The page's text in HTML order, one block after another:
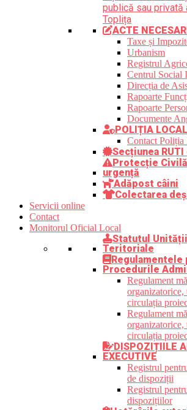
publică sau privată
Toplița
ACTE
Taxe și
Urbanism
Registrul
Centrul Social
Direcția de
Rapoarte
Rapoarte
Documente
POLIȚIA
Contact Poliția
Secțiunea
Protecție
urgență
Adăpost câini
Colectarea
Servicii online
Contact
Monitorul Oficial Local
Statutul
Teritoriale
Regulamentele
Procedurile
Regulament
organizatorice,
circulația
Regulament
organizatorice,
circulația
DISPOZIȚIILE
EXECUTIVE
Registrul
de dispoziții
Registrul
dispozițiilor